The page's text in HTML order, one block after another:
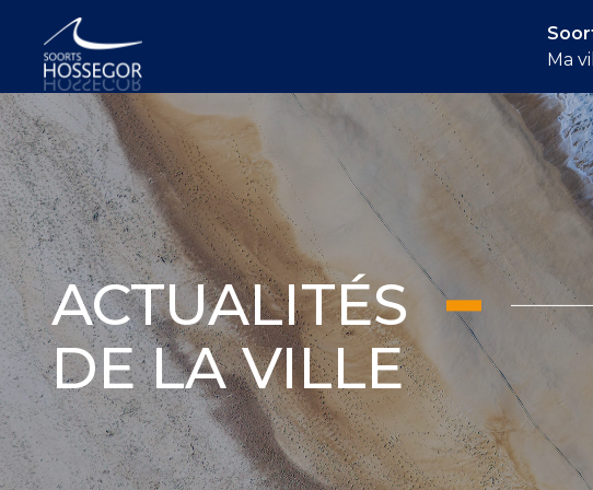
Ma
ACTUALITÉS
DE LA VILLE